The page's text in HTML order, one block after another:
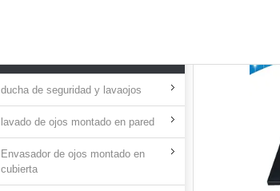
TODOS LOS PRODUCTOS
ducha de seguridad y lavaojos
lavado de ojos montado en pared
Envasador de ojos montado en
cubierta